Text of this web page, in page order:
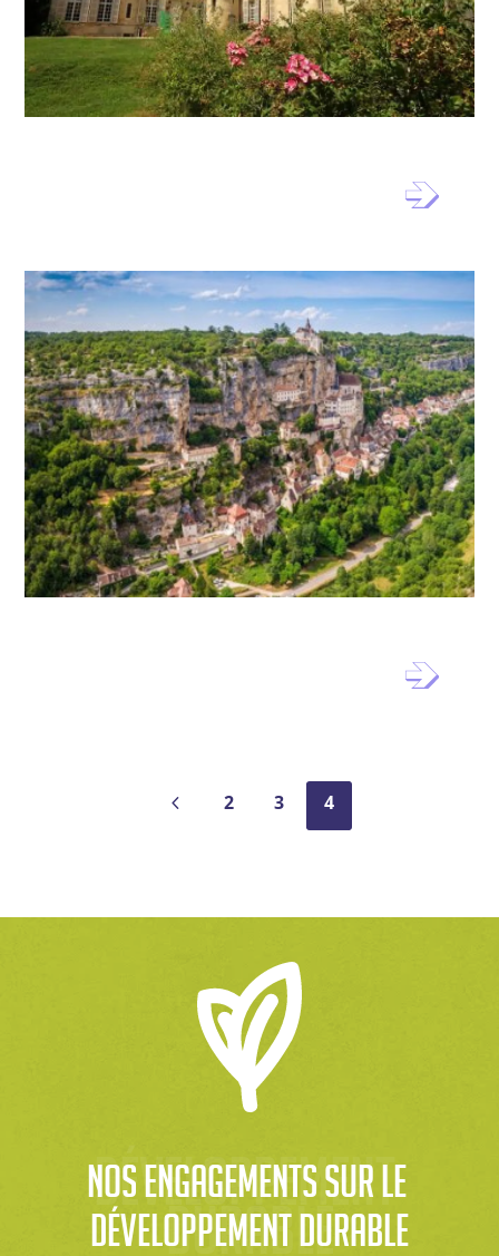
4 2 3 4
développement
durable
Nos engagements sur le
développement durable